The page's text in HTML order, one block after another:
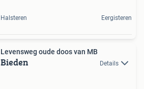
Halsteren Eergisteren
Levensweg oude doos van MB
Bieden Details